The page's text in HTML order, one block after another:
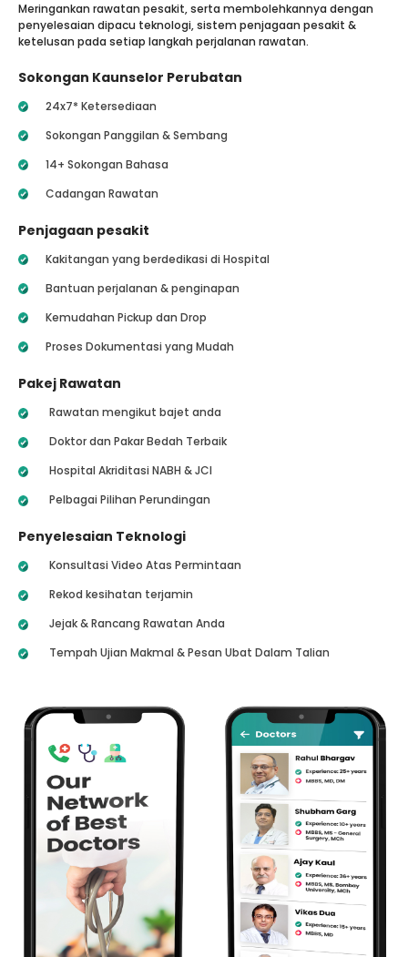
Meringankan rawatan pesakit, serta membolehkannya dengan
penyelesaian dipacu teknologi, sistem penjagaan pesakit &
ketelusan pada setiap langkah perjalanan rawatan.
Sokongan Kaunselor Perubatan
24x7* Ketersediaan
Sokongan Panggilan & Sembang
14+ Sokongan Bahasa
Cadangan Rawatan
Penjagaan pesakit
Kakitangan yang berdedikasi di Hospital
Bantuan perjalanan & penginapan
Kemudahan Pickup dan Drop
Proses Dokumentasi yang Mudah
Pakej Rawatan
Rawatan mengikut bajet anda
Doktor dan Pakar Bedah Terbaik
Hospital Akriditasi NABH & JCI
Pelbagai Pilihan Perundingan
Penyelesaian Teknologi
Konsultasi Video Atas Permintaan
Rekod kesihatan terjamin
Jejak & Rancang Rawatan Anda
Tempah Ujian Makmal & Pesan Ubat Dalam Talian